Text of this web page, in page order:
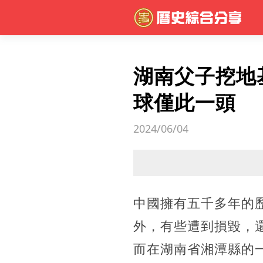
湖南父子挖
球僅此一頭
2024/06/04
中國擁有五千多年的
外，有些遭到損毀，
而在湖南省湘潭縣的